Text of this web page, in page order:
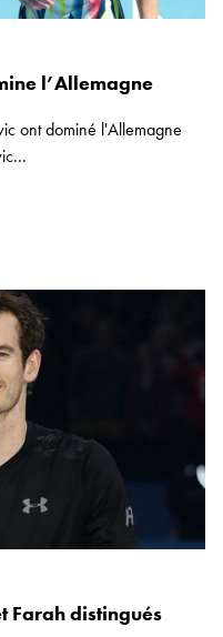
l’Allemagne
ont dominé l'Allemagne
Farah distingués